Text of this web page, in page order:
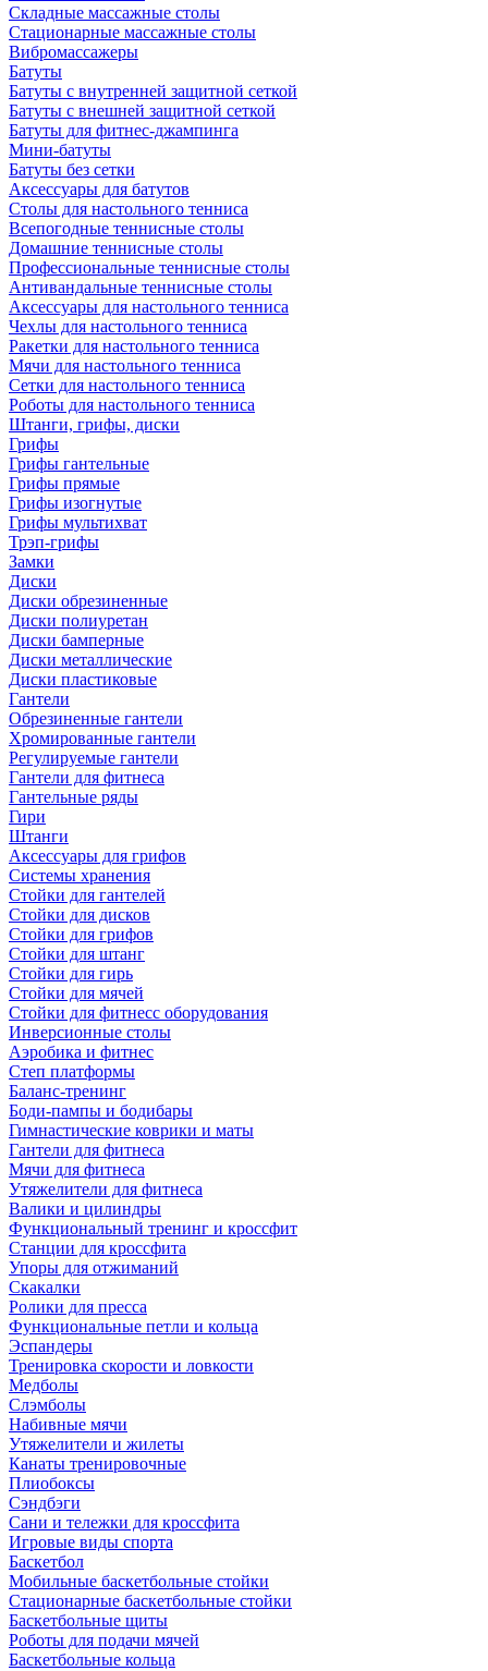
Складные массажные столы
Стационарные массажные столы
Вибромассажеры
Батуты
Батуты с внутренней защитной сеткой
Батуты с внешней защитной сеткой
Батуты для фитнес-джампинга
Мини-батуты
Батуты без сетки
Аксессуары для батутов
Столы для настольного тенниса
Всепогодные теннисные столы
Домашние теннисные столы
Профессиональные теннисные столы
Антивандальные теннисные столы
Аксессуары для настольного тенниса
Чехлы для настольного тенниса
Ракетки для настольного тенниса
Мячи для настольного тенниса
Сетки для настольного тенниса
Роботы для настольного тенниса
Штанги, грифы, диски
Грифы
Грифы гантельные
Грифы прямые
Грифы изогнутые
Грифы мультихват
Трэп-грифы
Замки
Диски
Диски обрезиненные
Диски полиуретан
Диски бамперные
Диски металлические
Диски пластиковые
Гантели
Обрезиненные гантели
Хромированные гантели
Регулируемые гантели
Гантели для фитнеса
Гантельные ряды
Гири
Штанги
Аксессуары для грифов
Системы хранения
Стойки для гантелей
Стойки для дисков
Стойки для грифов
Стойки для штанг
Стойки для гирь
Стойки для мячей
Стойки для фитнесс оборудования
Инверсионные столы
Аэробика и фитнес
Степ платформы
Баланс-тренинг
Боди-пампы и бодибары
Гимнастические коврики и маты
Гантели для фитнеса
Мячи для фитнеса
Утяжелители для фитнеса
Валики и цилиндры
Функциональный тренинг и кроссфит
Станции для кроссфита
Упоры для отжиманий
Скакалки
Ролики для пресса
Функциональные петли и кольца
Эспандеры
Тренировка скорости и ловкости
Медболы
Слэмболы
Набивные мячи
Утяжелители и жилеты
Канаты тренировочные
Плиобоксы
Сэндбэги
Сани и тележки для кроссфита
Игровые виды спорта
Баскетбол
Мобильные баскетбольные стойки
Стационарные баскетбольные стойки
Баскетбольные щиты
Роботы для подачи мячей
Баскетбольные кольца